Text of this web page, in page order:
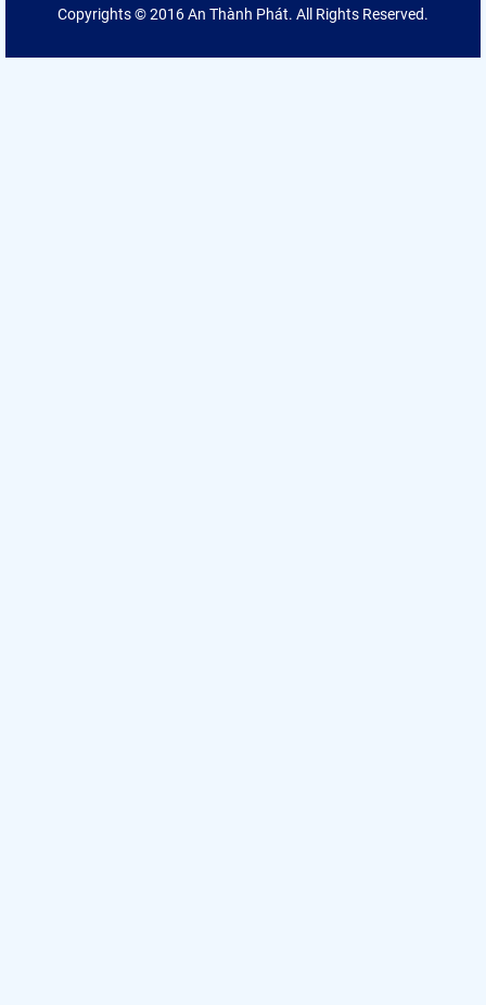
Copyrights © 2016 An Thành Phát. All Rights Reserved.